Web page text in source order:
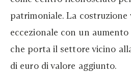
patrimoniale. La costruzione
eccezionale con un
che porta il settore vicino
di euro di valore aggiunto.